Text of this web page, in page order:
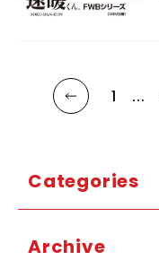
1 ...
Categories
Archive